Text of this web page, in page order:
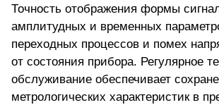
Точность отображения формы
амплитудных и временных
переходных процессов и помех
от состояния прибора. Регулярное
обслуживание обеспечивает
метрологических характеристик в